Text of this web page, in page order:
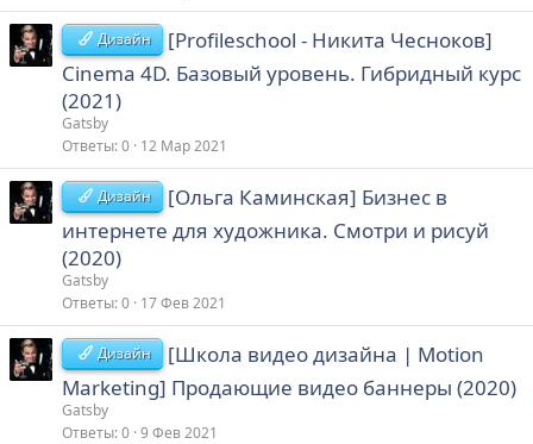
Дизайн
[Profileschool - Никита Чесноков]
Cinema 4D. Базовый уровень. Гибридный курс
(2021)
Gatsby
Ответы 0 12 Мар 2021
Дизайн
[Ольга Каминская] Бизнес в
интернете для художника. Смотри и рисуй
(2020)
Gatsby
Ответы 0 17 Фев 2021
Дизайн
[Школа видео дизайна | Motion
Marketing] Продающие видео баннеры (2020)
Gatsby
Ответы 0 9 Фев 2021